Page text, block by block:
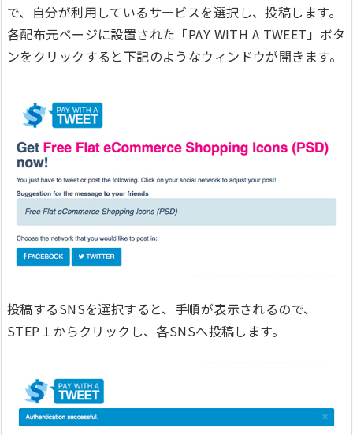
で、自分が利用しているサービスを選択し、投稿します。
各配布元ページに設置された「PAY WITH A TWEET」ボタ
ンをクリックすると下記のようなウィンドウが開きます。
投稿するSNSを選択すると、手順が表示されるので、
STEP１からクリックし、各SNSへ投稿します。